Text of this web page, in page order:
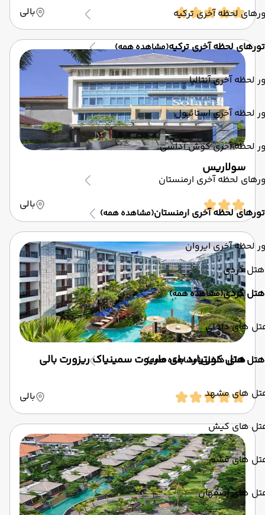
لحظه آخری ترکیه
تورهای لحظه آخری ترکیه(مشاهده همه)
لحظه آخری آنتالیا
لحظه آخری استانبول
لحظه آخری کوش آداسی
لحظه آخری ارمنستان
تورهای لحظه آخری ارمنستان(مشاهده همه)
لحظه آخری ایروان
هتل گردی
هتل گردی(مشاهده همه)
های داخلی
هتل های داخلی(مشاهده همه)
های مشهد
های کیش
های قشم
های اصفهان
بالی
سولاریس
بالی
هتل کورتیارد بای ماریوت سمینیاک ریزورت بالی
بالی